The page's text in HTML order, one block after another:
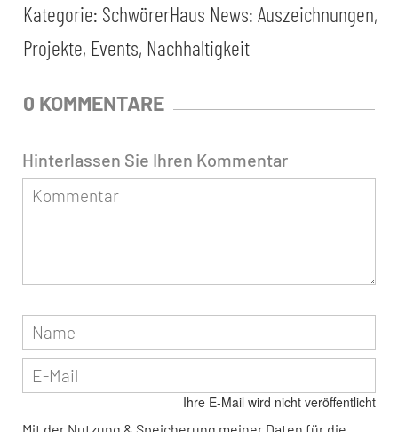
Kategorie: SchwörerHaus News: Auszeichnungen,
Projekte, Events, Nachhaltigkeit
0 KOMMENTARE
Hinterlassen Sie Ihren Kommentar
Ihre E-Mail wird nicht veröffentlicht